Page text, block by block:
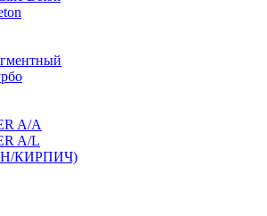
A/A
A/L
КИРПИЧ)